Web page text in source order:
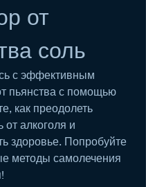
от
соль
с эффективным
пьянства с помощью
как преодолеть
от алкоголя и
здоровье. Попробуйте
методы самолечения